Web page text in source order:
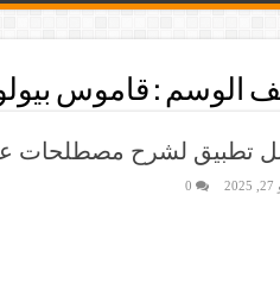
الوسم : قاموس
تطبيق لشرح مصطلحات علم
0